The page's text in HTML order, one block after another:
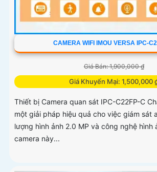
CAMERA WIFI IMOU VERSA IPC-
Giá Bán: 1,900,000 ₫
Giá Khuyến Mại: 1,500,000
Thiết bị Camera quan sát IPC-C22FP-C
một giải pháp hiệu quả cho việc giám sát
lượng hình ảnh 2.0 MP và công nghệ hình
camera này...